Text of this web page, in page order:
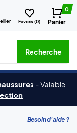
Favoris (0)
0
Panier
etc.
Recherche
-Valable
Besoin d'aide ?